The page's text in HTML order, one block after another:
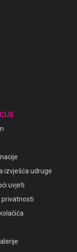
izvješća udruge
uvjeti